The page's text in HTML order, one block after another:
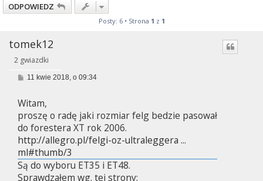
ODPOWIEDZ
Posty: 6 • Strona 1 z 1
tomek12
2 gwiazdki
P
t
11 kwie 2018, o 09:34
Witam,
proszę o radę jaki rozmiar felg bedzie pasował
do forestera XT rok 2006.
http://allegro.pl/felgi-oz-ultraleggera ...
ml#thumb/3
Są do wyboru ET35 i ET48.
Sprawdzałem wg. tej strony: